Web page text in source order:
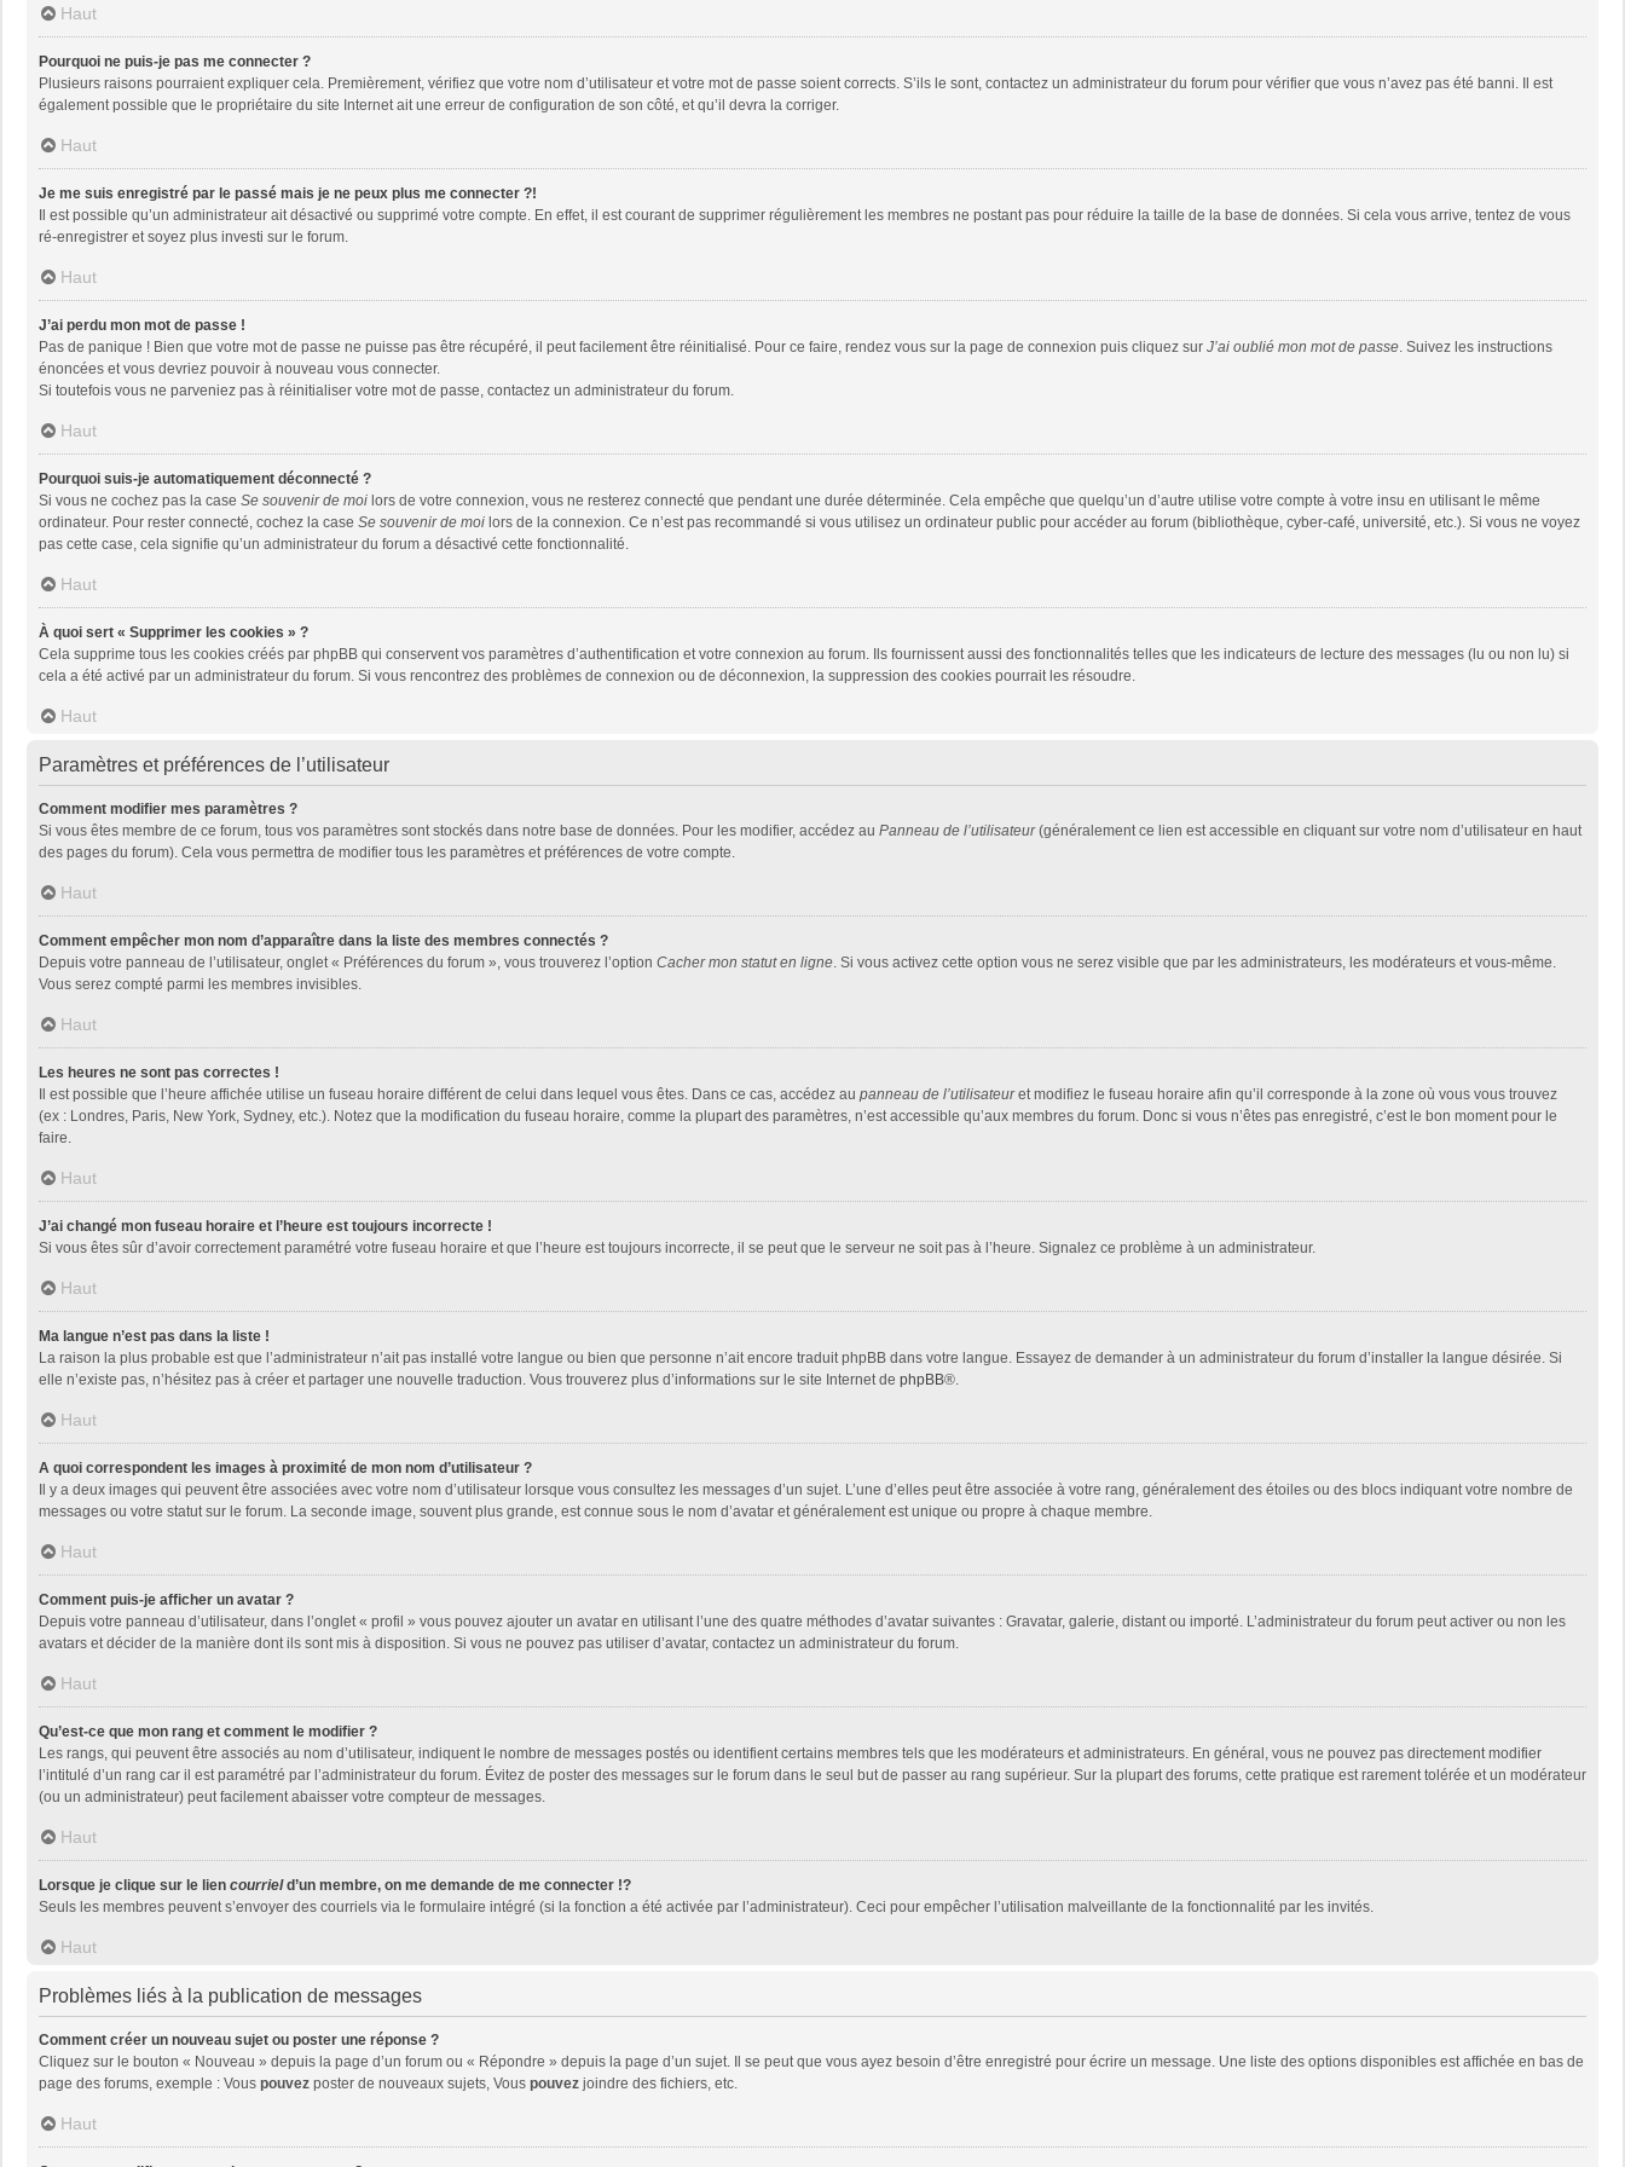
Haut
Pourquoi ne puis-je pas me connecter ?
Plusieurs raisons pourraient expliquer cela. Premièrement, vérifiez que votre nom d’utilisateur et votre mot de passe soient corrects. S’ils le sont, contactez un administrateur du forum pour vérifier que vous n’avez pas été banni. Il est
également possible que le propriétaire du site Internet ait une erreur de configuration de son côté, et qu’il devra la corriger.
Haut
Je me suis enregistré par le passé mais je ne peux plus me connecter ?!
Il est possible qu’un administrateur ait désactivé ou supprimé votre compte. En effet, il est courant de supprimer régulièrement les membres ne postant pas pour réduire la taille de la base de données. Si cela vous arrive, tentez de vous
ré-enregistrer et soyez plus investi sur le forum.
Haut
J’ai perdu mon mot de passe !
Pas de panique ! Bien que votre mot de passe ne puisse pas être récupéré, il peut facilement être réinitialisé. Pour ce faire, rendez vous sur la page de connexion puis cliquez sur J’ai oublié mon mot de passe. Suivez les instructions
énoncées et vous devriez pouvoir à nouveau vous connecter.
Si toutefois vous ne parveniez pas à réinitialiser votre mot de passe, contactez un administrateur du forum.
Haut
Pourquoi suis-je automatiquement déconnecté ?
Si vous ne cochez pas la case Se souvenir de moi lors de votre connexion, vous ne resterez connecté que pendant une durée déterminée. Cela empêche que quelqu’un d’autre utilise votre compte à votre insu en utilisant le même
ordinateur. Pour rester connecté, cochez la case Se souvenir de moi lors de la connexion. Ce n’est pas recommandé si vous utilisez un ordinateur public pour accéder au forum (bibliothèque, cyber-café, université, etc.). Si vous ne voyez
pas cette case, cela signifie qu’un administrateur du forum a désactivé cette fonctionnalité.
Haut
À quoi sert « Supprimer les cookies » ?
Cela supprime tous les cookies créés par phpBB qui conservent vos paramètres d’authentification et votre connexion au forum. Ils fournissent aussi des fonctionnalités telles que les indicateurs de lecture des messages (lu ou non lu) si
cela a été activé par un administrateur du forum. Si vous rencontrez des problèmes de connexion ou de déconnexion, la suppression des cookies pourrait les résoudre.
Haut
Paramètres et préférences de l’utilisateur
Comment modifier mes paramètres ?
Si vous êtes membre de ce forum, tous vos paramètres sont stockés dans notre base de données. Pour les modifier, accédez au Panneau de l’utilisateur(généralement ce lien est accessible en cliquant sur votre nom d’utilisateur en haut
des pages du forum). Cela vous permettra de modifier tous les paramètres et préférences de votre compte.
Haut
Comment empêcher mon nom d’apparaître dans la liste des membres connectés ?
Depuis votre panneau de l’utilisateur, onglet « Préférences du forum », vous trouverez l’option Cacher mon statut en ligne. Si vous activez cette option vous ne serez visible que par les administrateurs, les modérateurs et vous-même.
Vous serez compté parmi les membres invisibles.
Haut
Les heures ne sont pas correctes !
Il est possible que l’heure affichée utilise un fuseau horaire différent de celui dans lequel vous êtes. Dans ce cas, accédez au panneau de l’utilisateuret modifiez le fuseau horaire afin qu’il corresponde à la zone où vous vous trouvez
(ex : Londres, Paris, New York, Sydney, etc.). Notez que la modification du fuseau horaire, comme la plupart des paramètres, n’est accessible qu’aux membres du forum. Donc si vous n’êtes pas enregistré, c’est le bon moment pour le
faire.
Haut
J’ai changé mon fuseau horaire et l’heure est toujours incorrecte !
Si vous êtes sûr d’avoir correctement paramétré votre fuseau horaire et que l’heure est toujours incorrecte, il se peut que le serveur ne soit pas à l’heure. Signalez ce problème à un administrateur.
Haut
Ma langue n’est pas dans la liste !
La raison la plus probable est que l’administrateur n’ait pas installé votre langue ou bien que personne n’ait encore traduit phpBB dans votre langue. Essayez de demander à un administrateur du forum d’installer la langue désirée. Si
elle n’existe pas, n’hésitez pas à créer et partager une nouvelle traduction. Vous trouverez plus d’informations sur le site Internet de phpBB®.
Haut
A quoi correspondent les images à proximité de mon nom d’utilisateur ?
Il y a deux images qui peuvent être associées avec votre nom d’utilisateur lorsque vous consultez les messages d’un sujet. L’une d’elles peut être associée à votre rang, généralement des étoiles ou des blocs indiquant votre nombre de
messages ou votre statut sur le forum. La seconde image, souvent plus grande, est connue sous le nom d’avatar et généralement est unique ou propre à chaque membre.
Haut
Comment puis-je afficher un avatar ?
Depuis votre panneau d’utilisateur, dans l’onglet « profil » vous pouvez ajouter un avatar en utilisant l’une des quatre méthodes d’avatar suivantes : Gravatar, galerie, distant ou importé. L’administrateur du forum peut activer ou non les
avatars et décider de la manière dont ils sont mis à disposition. Si vous ne pouvez pas utiliser d’avatar, contactez un administrateur du forum.
Haut
Qu’est-ce que mon rang et comment le modifier ?
Les rangs, qui peuvent être associés au nom d’utilisateur, indiquent le nombre de messages postés ou identifient certains membres tels que les modérateurs et administrateurs. En général, vous ne pouvez pas directement modifier
l’intitulé d’un rang car il est paramétré par l’administrateur du forum. Évitez de poster des messages sur le forum dans le seul but de passer au rang supérieur. Sur la plupart des forums, cette pratique est rarement tolérée et un modérateur
(ou un administrateur) peut facilement abaisser votre compteur de messages.
Haut
Lorsque je clique sur le lien courrield’un membre, on me demande de me connecter !?
Seuls les membres peuvent s’envoyer des courriels via le formulaire intégré (si la fonction a été activée par l’administrateur). Ceci pour empêcher l’utilisation malveillante de la fonctionnalité par les invités.
Haut
Problèmes liés à la publication de messages
Comment créer un nouveau sujet ou poster une réponse ?
Cliquez sur le bouton « Nouveau » depuis la page d’un forum ou « Répondre » depuis la page d’un sujet. Il se peut que vous ayez besoin d’être enregistré pour écrire un message. Une liste des options disponibles est affichée en bas de
page des forums, exemple : Vous pouvez poster de nouveaux sujets, Vous pouvez joindre des fichiers, etc.
Haut